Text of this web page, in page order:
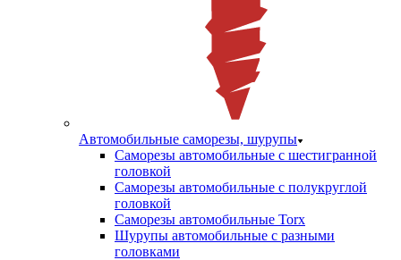
Автомобильные саморезы, шурупы
Саморезы автомобильные с шестигранной
головкой
Саморезы автомобильные с полукруглой
головкой
Саморезы автомобильные Torx
Шурупы автомобильные с разными
головками